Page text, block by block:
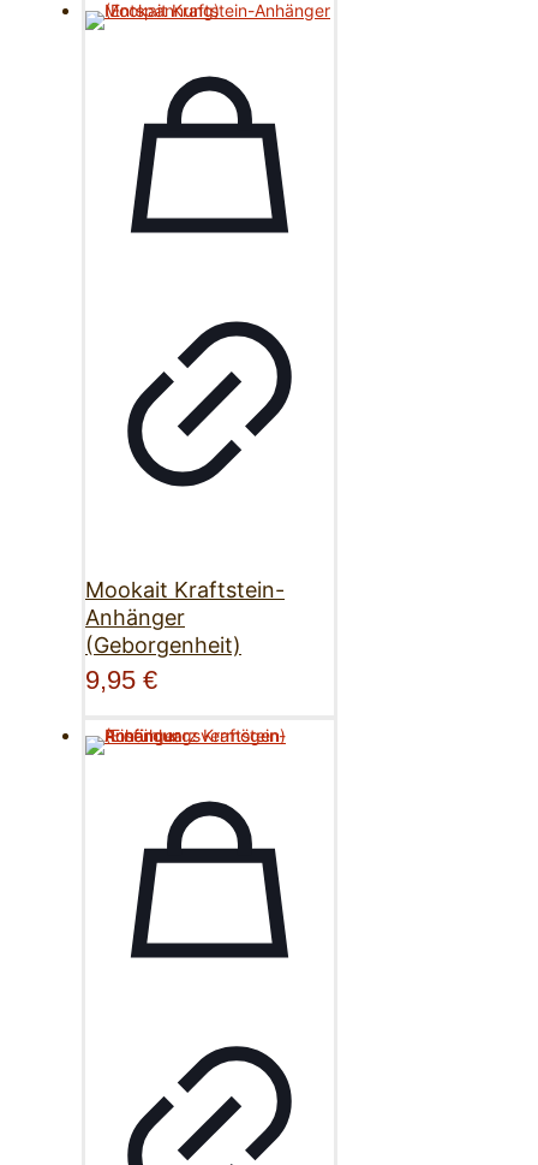
Mookait Kraftstein-
Anhänger
(Geborgenheit)
9,95 €